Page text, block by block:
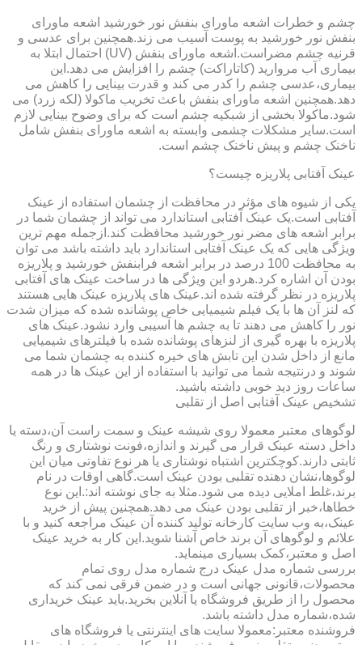
چشم و خطرات اشعه ماورای بنفش نور خورشید اشعه ماورای
بنفش نور خورشید به پوست آسیب می زند.همچنین برای عدسی و
قرنیه چشم مضراست.اشعه ماورای بنفش (UV) احتمال ابتلا به
بیماری آب مروارید (کاتاراکت) چشم را افزایش می دهد.این
بیماری،عدسی چشم را کدر می کند و قدرت بینایی را کاهش می
دهد.همچنین اشعه ماورای بنفش باعث تخریب ماکولا (لکه زرد) می
شود.ماکولا بخشی از شبکیه چشم است که برای وضوح بینایی لازم
است.سایر مشکلات چشمی وابسته به اشعه ماورای بنفش شامل
ناخنک چشم و پیش ناخنک چشم است.
عینک آفتابی پلاریزه چیست؟
یکی از شیوه های مؤثر در محافظت از چشمان استفاده از عینک
آفتابی است.یک عینک آفتابی استاندارد می تواند از چشمان شما در
برابر اشعه های مضر نور خورشید محافظت کند.ازجمله مهم ترین
ویژگی هایی که یک عینک آفتابی استاندارد باید داشته باشد می توان
به محافظت 100 درصد در برابر اشعه فرابنفش خورشید و پلاریزه
بودن آن اشاره کرد.هردو این ویژگی ها در ساخت عینک های آفتابی
پلاریزه در نظر گرفته شده اند.عینک های پلاریزه عینک هایی هستند
که لنز آن ها با یک فیلم شیمیایی خاص پوشانده شده که میزان شدت
نور را کاهش می دهند تا به چشم ها آسیبی وارد نشود.عینک های
پلاریزه با بهره گیری از لنزهای پوشانده شده با فیلترهای شیمیایی
مانع از داخل شدن این تابش های خیره کننده به چشمان شما می
شوند و درنتیجه شما می توانید با استفاده از این عینک ها در همه
ساعات روز دید خوبی داشته باشید.
تشخیص عینک آفتابی اصل از تقلبی
لوگوهای معتبر معمولا روی شیشه عینک و سمت راست آن،دسته یا
داخل دسته عینک قرار می گیرند و اندازه،فونت نوشتاری و رنگ
ثابتی دارند.کوچکترین اشتباه نوشتاری یا هر نوع تفاوتی میان این
لوگوها،نشان دهنده تقلبی بودن عینک است.گاهی اوقات در نام
برند،غلط املایی دیده می شود.مثلا به جای نوشته اند:.این نوع
خطاها،خبر از تقلبی بودن عینک می دهد.همچنین پیش از خرید
عینک،به وب سایت کارخانه تولید کننده آن عینک مراجعه کنید و با
علائم و لوگوهای آن برند خاص آشنا شوید.این کار به خرید عینک
اصل و معتبر،کمک بسیاری مینماید.
بررسی شماره مدل عینک درج شماره مدل روی تمام
محصولات،قانونی جهانی است و در ضمن فرقی نمی کند که
محصول را از طریق فروشگاه یا آنلاین بخرید.باید عینک خریداری
شده،شماره مدل داشته باشد.
فروشنده معتبر:معمولا سایت های اینترنتی یا فروشگاه های